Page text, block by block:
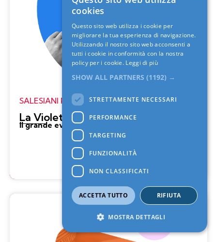
SALESIANI PER IL SOCIALE
La Violetta di Don Bosco
Il grande evento di piazza
cookies
Questo sito web utilizza i cookie per
migliorare la tua esperienza di navigazione.
Utilizzando il nostro sito web acconsenti a
tutti i cookie in conformità con la nostra
policy per i cookie. Leggi di più
SHOW ALL PARTNERS (1192) →
STRETTAMENTE NECESSARI
PERFORMANCE
TARGETING
FUNZIONALITÀ
NON CLASSIFICATI
ACCETTA TUTTO RIFIUTA
MOSTRA DETTAGLI